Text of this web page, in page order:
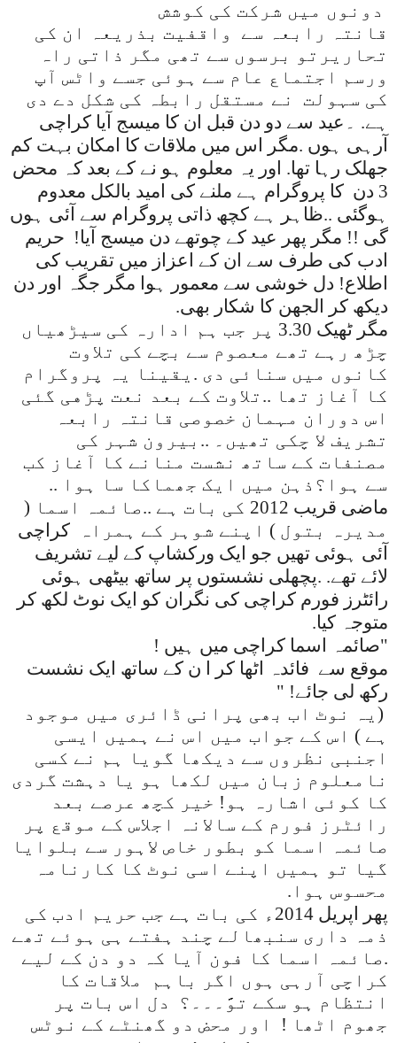
قانتہ رابعہ سے واقفیت بذریعہ ان کی
تحاریرتو برسوں سے تھی مگر ذاتی راہ
ورسم اجتماع عام سے ہوئی جسے واٹس آپ
کی سہولت نے مستقل رابطہ کی شکل دے دی
ہے. ۔عید سے دو دن قبل ان کا میسج آیا کراچی
آرہی ہوں .مگر اس میں ملاقات کا امکان بہت کم
جهلک رہا تھا. اور یہ معلوم ہو نے کے بعد کہ محض
3 دن
کا پروگرام ہے ملنے کی امید بالکل معدوم
ہوگئی ..ظاہر ہے کچھ ذاتی پروگرام سے آئی ہوں
گی !! مگر پھر عید کے چوتھے دن میسج آیا! حریم
ادب کی طرف سے ان کے اعزاز میں تقریب کی
اطلاع! دل خوشی سے معمور ہوا مگر جگہ اور دن
دیکھ کر الجھن کا شکار بھی.
مگر ٹھیک 3.30 پر جب ہم ادارہ کی سیڑھیاں
چڑھ رہے تھے معصوم سے بچے کی تلاوت
کانوں میں سنائی دی .یقینا یہ پروگرام
کا آغاز تھا ..تلاوت کے بعد نعت پڑهی گئی
اس دوران مہمان خصوصی قانتہ رابعہ
تشریف لا چکی تھیں۔ ..بیرون شہر کی
مصنفات کے ساتھ نشست منانے کا آغاز کب
سے ہوا؟ذہن میں ایک جھماکا سا ہوا ..
ماضی قریب 2012 کی بات ہے ..صائمہ اسما (
مدیرہ بتول ) اپنے شوہر کے ہمراہ
کراچی
آئی ہوئی تھیں جو ایک ورکشاپ کے لیے تشریف
لائے تھے. .پچھلی نشستوں پر ساتھ بیٹھی ہوئی
رائٹرز فورم کراچی کی نگران کو ایک نوٹ لکھ کر
متوجہ کیا.
"صائمہ اسما کراچی میں ہیں !
موقع سے فائدہ اٹھا کر ا ن کے ساتھ ایک نشست
رکھ لی جائے! "
(یہ نوٹ اب بھی پرانی ڈائری میں موجود
ہے ) اس کے جواب میں اس نے ہمیں ایسی
اجنبی نظروں سے دیکھا گویا ہم نے کسی
نامعلوم زبان میں لکھا ہو یا دہشت گردی
کا کوئی اشارہ ہو! خیر کچھ عرصے بعد
رائٹرز فورم کے سالانہ اجلاس کے موقع پر
صائمہ اسما کو بطور خاص لاہور سے بلوایا
گیا تو ہمیں اپنے اسی نوٹ کا کارنامہ
محسوس ہوا .
پهر اپریل 2014ء کی بات ہے جب حریم ادب کی
ذمہ داری سنبھالے چند ہفتے ہی ہوئے تھے
.صائمہ اسما کا فون آیا کہ دو دن کے لیے
کراچی آرہی ہوں اگر باہم
ملاقات کا
انتظام ہو سکے توَََََََ۔۔۔؟
دل اس بات پر
جھوم اٹھا !
اور محض دو گھنٹے کے نوٹس